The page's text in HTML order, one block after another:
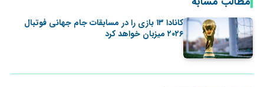
کانادا ۱۳ بازی را در مسابقات جام جهانی فوتبال
۲۰۲۶ میزبان خواهد کرد